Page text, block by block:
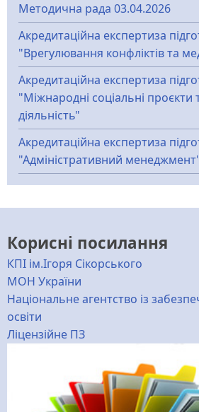
Методична рада 03.04.2026
Акредитаційна експертиза
"Врегулювання конфліктів та
Акредитаційна експертиза
"Міжнародні соціальні проєкти
діяльність"
Акредитаційна експертиза
"Адміністративний
Корисні посилання
КПІ ім.Ігоря Сікорського
МОН України
Національне агентство із
освіти
Ліцензійне ПЗ